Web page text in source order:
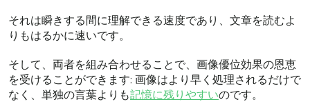
それは瞬きする間に理解できる速度であり、文章を読むよ
りもはるかに速いです。
そして、両者を組み合わせることで、画像優位効果の恩恵
を受けることができます: 画像はより早く処理されるだけで
なく、単独の言葉よりも記憶に残りやすいのです。